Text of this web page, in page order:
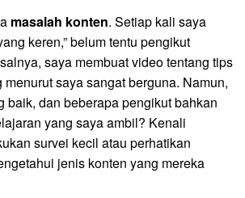
masalah konten. Setiap kali saya
keren,” belum tentu pengikut
saya membuat video tentang tips
saya sangat berguna. Namun,
baik, dan beberapa pengikut bahkan
yang saya ambil? Kenali
survei kecil atau perhatikan
jenis konten yang mereka